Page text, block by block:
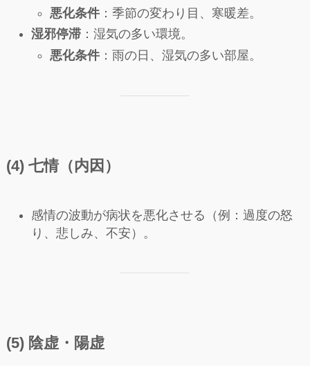
悪化条件：季節の変わり目、寒暖差。
湿邪停滞：湿気の多い環境。
悪化条件：雨の日、湿気の多い部屋。
(4) 七情（内因）
感情の波動が病状を悪化させる（例：過度の怒
り、悲しみ、不安）。
(5) 陰虚・陽虚